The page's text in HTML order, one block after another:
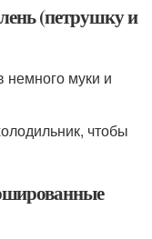
(петрушку и
муки и
чтобы